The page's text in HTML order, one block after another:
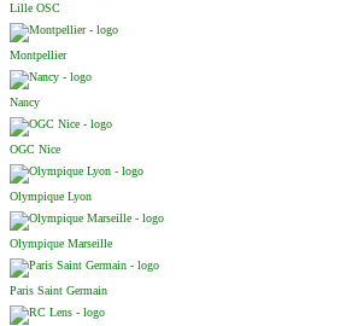
Lille OSC
Montpellier
Nancy
OGC Nice
Olympique Lyon
Olympique Marseille
Paris Saint Germain